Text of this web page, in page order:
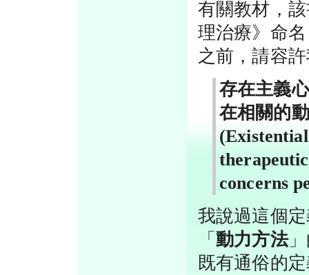
有關教材，
理治療》命
之前，請容
存在主義
在相關的
concerns
我說過這個
「動力方法
既有通俗的